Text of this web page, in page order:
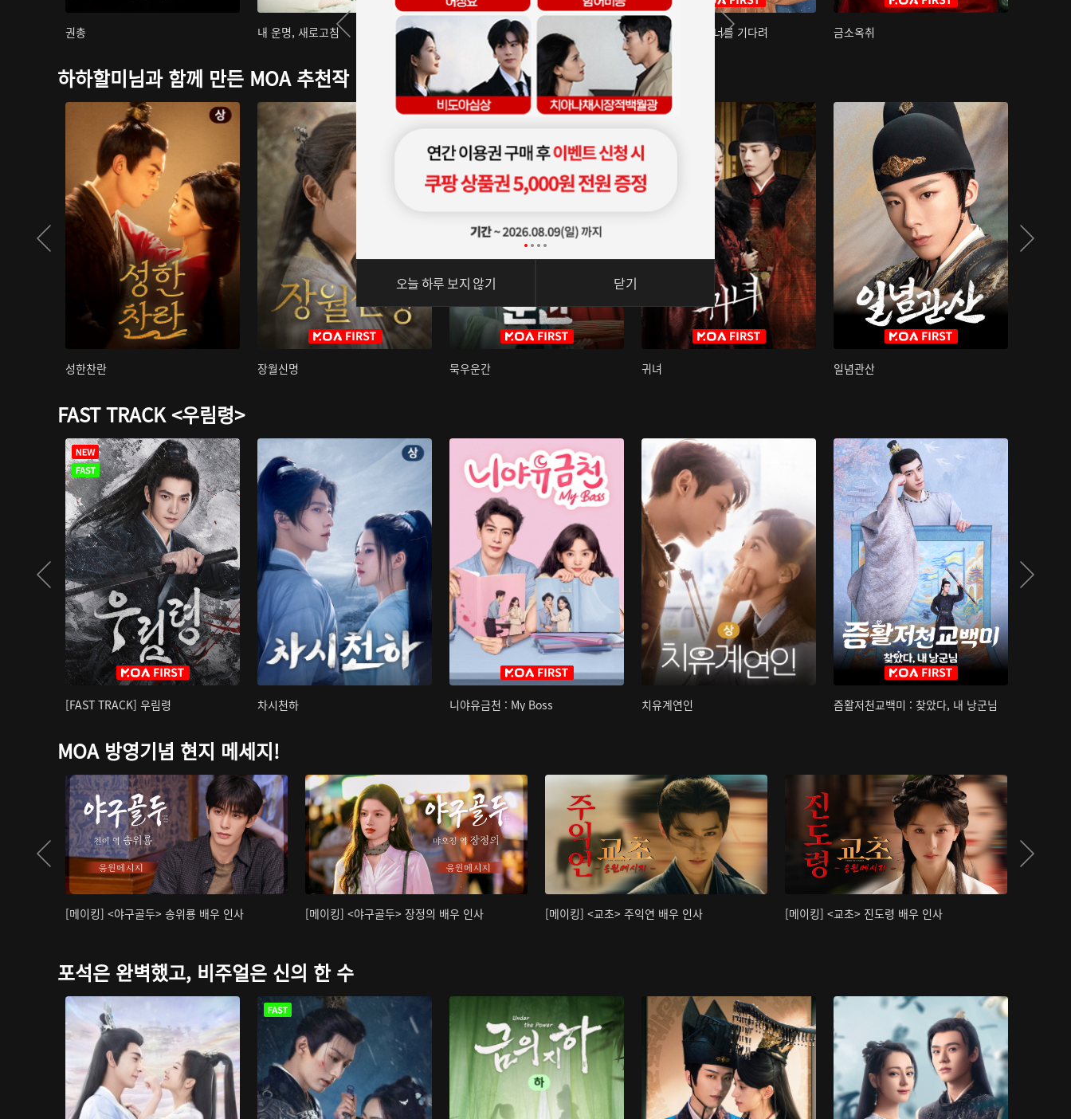
권총 내 운명, 새로고침 아재저리등니 : 너를 기다려 금소옥취
하하할미님과 함께 만든 MOA 추천작
성한찬란 장월신명 묵우운간 귀녀 일념관산
FAST TRACK <우림령>
[FAST TRACK] 우림령 차시천하 니야유금천 : My Boss 치유계연인 즘활저천교백미 : 찾았다, 내 낭군님
MOA 방영기념 현지 메세지!
[메이킹] <야구골두> 송위룡 배우 인사 [메이킹] <야구골두> 장정의 배우 인사 [메이킹] <교초> 주익연 배우 인사 [메이킹] <교초> 진도령 배우 인사
포석은 완벽했고, 비주얼은 신의 한 수
오늘 하루 보지 않기 닫기